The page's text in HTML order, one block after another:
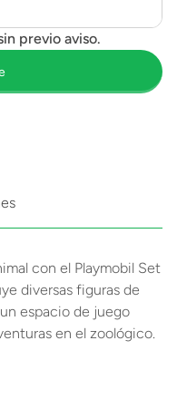
con el Playmobil Set
diversas figuras de
espacio de juego
en el zoológico.